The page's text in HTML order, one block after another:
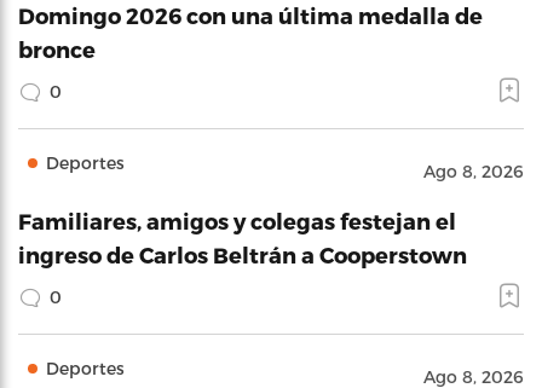
Domingo 2026 con una última medalla de
bronce
0
Deportes Ago 8, 2026
Familiares, amigos y colegas festejan el
ingreso de Carlos Beltrán a Cooperstown
0
Deportes Ago 8, 2026